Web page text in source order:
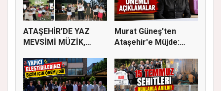
ATAŞEHİR’DE YAZ
MEVSİMİ MÜZİK,
Murat Güneş'ten
Ataşehir'e Müjde: